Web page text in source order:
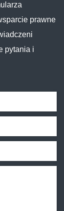
prawne
pytania i